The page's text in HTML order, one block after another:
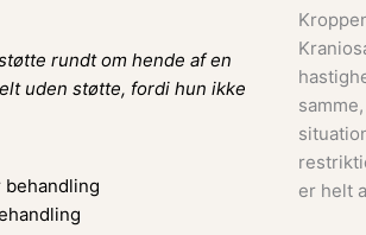
rundt om hende af en
uden støtte, fordi hun ikke
er helt